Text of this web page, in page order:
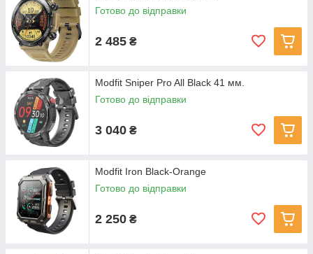
Готово до відправки
2 485 ₴
Modfit Sniper Pro All Black 41 мм.
Готово до відправки
3 040 ₴
Modfit Iron Black-Orange
Готово до відправки
2 250 ₴